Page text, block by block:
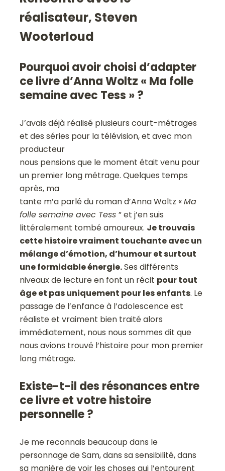
réalisateur, Steven
Wooterloud
Pourquoi avoir choisi d’adapter
ce livre d’Anna Woltz « Ma folle
semaine avec Tess » ?
J’avais déjà réalisé plusieurs court-métrages
et des séries pour la télévision, et avec mon
producteur
nous pensions que le moment était venu pour
un premier long métrage. Quelques temps
après, ma
tante m’a parlé du roman d’Anna Woltz «Ma
folle semaine avec Tess” et j’en suis
littéralement tombé amoureux. Je trouvais
cette histoire vraiment touchante avec un
mélange d’émotion, d’humour et surtout
une formidable énergie.Ses différents
niveaux de lecture en font un récit pour tout
âge et pas uniquement pour les enfants. Le
passage de l’enfance à l’adolescence est
réaliste et vraiment bien traité alors
immédiatement, nous nous sommes dit que
nous avions trouvé l’histoire pour mon premier
long métrage.
Existe-t-il des résonances entre
ce livre et votre histoire
personnelle ?
Je me reconnais beaucoup dans le
personnage de Sam, dans sa sensibilité, dans
sa manière de voir les choses qui l’entourent